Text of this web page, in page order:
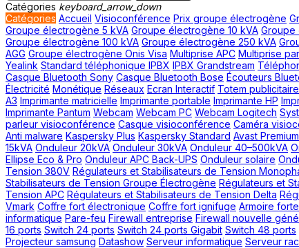
Catégories keyboard_arrow_down
Catégories Accueil Visioconférence Prix groupe électrogène
Groupe électrogène 5 kVA Groupe électrogène 10 kVA Groupe
Groupe électrogène 100 kVA Groupe électrogène 250 kVA
AGG Groupe électrogène Onis Visa Multiprise APC Multiprise
Yealink Standard téléphonique IPBX IPBX Grandstream
Casque Bluetooth Sony Casque Bluetooth Bose Écouteurs
Électricité Monétique Réseaux Ecran Interactif Totem publicitaire
A3 Imprimante matricielle Imprimante portable Imprimante HP
Imprimante Pantum Webcam Webcam PC Webcam Logitech
parleur visioconférence Casque visioconférence Caméra
Anti malware Kaspersky Plus Kaspersky Standard Avast
15kVA Onduleur 20kVA Onduleur 30kVA Onduleur 40–500kVA
Ellipse Eco & Pro Onduleur APC Back-UPS Onduleur solaire
Tension 380V Régulateurs et Stabilisateurs de Tension
Stabilisateurs de Tension Groupe Électrogène Régulateurs et
Tension APC Régulateurs et Stabilisateurs de Tension Delta
Vmark Coffre fort électronique Coffre fort ignifuge Armoire forte
informatique Pare-feu Firewall entreprise Firewall nouvelle
16 ports Switch 24 ports Switch 24 ports Gigabit Switch 48 ports
Projecteur samsung Datashow Serveur informatique Serveur